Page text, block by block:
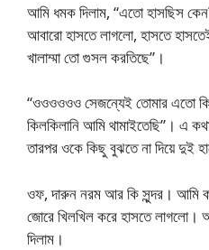
আমি ধমক দিলাম, “এতো হাসছিস
আবারো হাসতে লাগলো, হাসতে
খালাম্মা তো গুসল করতিছে”।
“ওওওওওও সেজন্যেই তোমার এতো
কিলকিলানি আমি থামাইতেছি”। এ
তারপর ওকে কিছু বুঝতে না দিয়ে দুই
ওফ, দারুন নরম আর কি সুন্দর। আমি
জোরে খিলখিল করে হাসতে লাগলো।
দিলাম।